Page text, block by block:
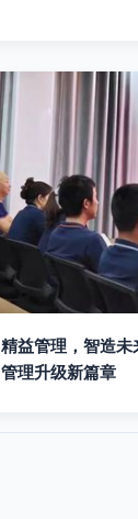
精益管理，智造
管理升级新篇章